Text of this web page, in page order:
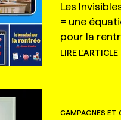
Les
= une
pour la
LIRE L'ARTICLE
CAMPAGNES ET